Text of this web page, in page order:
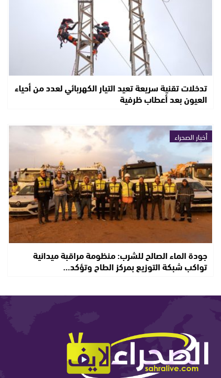
تدخلات تقنية سريعة تعيد التيار الكهربائي لعدد من أحياء
العيون بعد أعطاب ظرفية
أخبار الصحراء
جودة الماء الصالح للشرب: منظومة مراقبة ميدانية
تواكب شبكة التوزيع بمركز الطاح وتؤكد…